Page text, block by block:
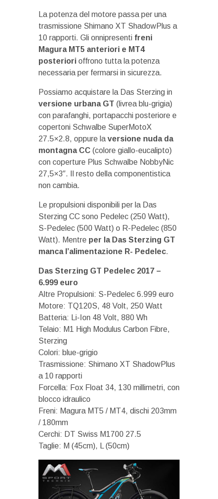
La potenza del motore passa per una
trasmissione Shimano XT ShadowPlus a
10 rapporti. Gli onnipresenti freni
Magura MT5 anteriori e MT4
posteriori offrono tutta la potenza
necessaria per fermarsi in sicurezza.
Possiamo acquistare la Das Sterzing in
versione urbana GT (livrea blu-grigia)
con parafanghi, portapacchi posteriore e
copertoni Schwalbe SuperMotoX
27.5×2.8, oppure la versione nuda da
montagna CC (colore giallo-eucalipto)
con coperture Plus Schwalbe NobbyNic
27,5×3″. Il resto della componentistica
non cambia.
Le propulsioni disponibili per la Das
Sterzing CC sono Pedelec (250 Watt),
S-Pedelec (500 Watt) o R-Pedelec (850
Watt). Mentre per la Das Sterzing GT
manca l’alimentazione R- Pedelec.
Das Sterzing GT Pedelec 2017 –
6.999 euro
Altre Propulsioni: S-Pedelec 6.999 euro
Motore: TQ120S, 48 Volt, 250 Watt
Batteria: Li-Ion 48 Volt, 880 Wh
Telaio: M1 High Modulus Carbon Fibre,
Sterzing
Colori: blue-grigio
Trasmissione: Shimano XT ShadowPlus
a 10 rapporti
Forcella: Fox Float 34, 130 millimetri, con
blocco idraulico
Freni: Magura MT5 / MT4, dischi 203mm
/ 180mm
Cerchi: DT Swiss M1700 27.5
Taglie: M (45cm), L (50cm)